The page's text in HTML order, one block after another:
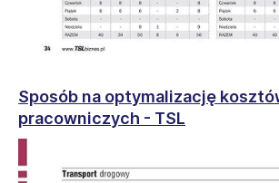
Sposób na optymalizację
pracowniczych - TSL